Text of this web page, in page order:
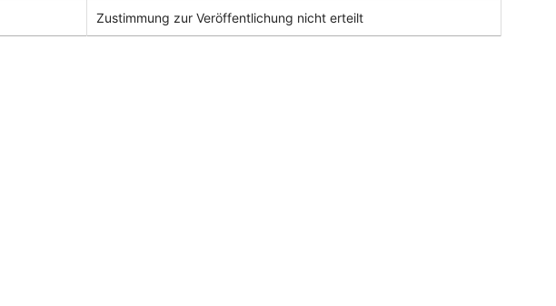
Zustimmung zur Veröffentlichung nicht erteilt